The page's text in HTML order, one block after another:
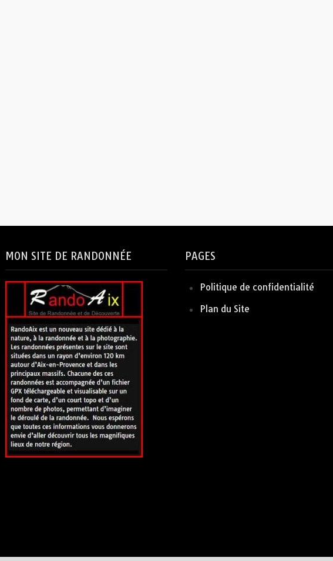
MON SITE DE RANDONNÉE PAGES
Politique de confidentialité
Plan du Site